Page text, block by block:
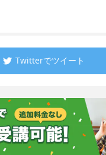
Twitterでツイート